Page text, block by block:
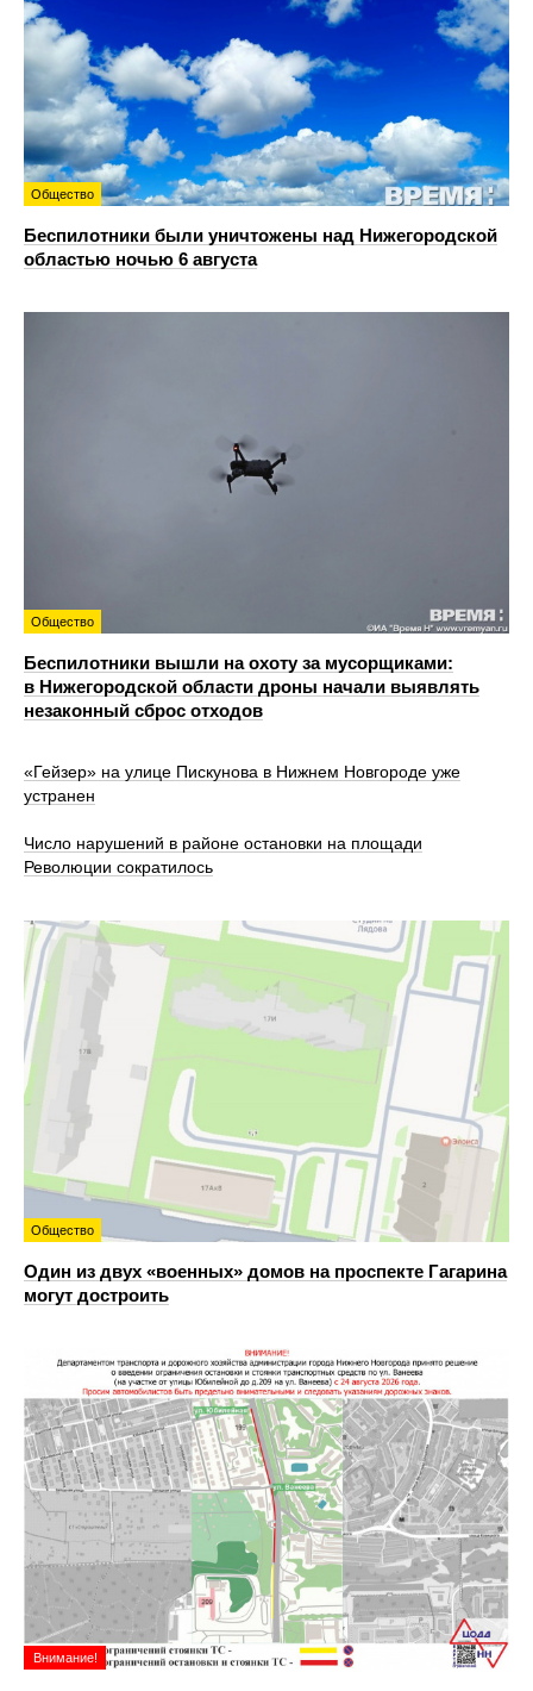
Общество
Беспилотники были уничтожены над Нижегородской
областью ночью 6 августа
Общество
Беспилотники вышли на охоту за мусорщиками:
в Нижегородской области дроны начали выявлять
незаконный сброс отходов
«Гейзер» на улице Пискунова в Нижнем Новгороде уже
устранен
Число нарушений в районе остановки на площади
Революции сократилось
Общество
Один из двух «военных» домов на проспекте Гагарина
могут достроить
Внимание!